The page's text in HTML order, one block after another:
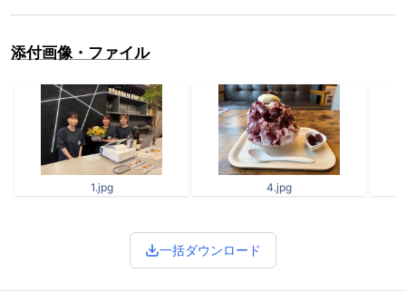
添付画像・ファイル
1.jpg 4.jpg
一括ダウンロード